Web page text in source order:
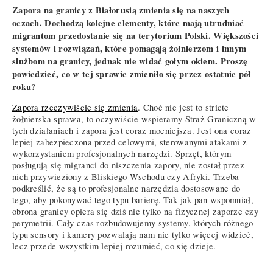
Zapora na granicy z Białorusią zmienia się na naszych
oczach. Dochodzą kolejne elementy, które mają utrudniać
migrantom przedostanie się na terytorium Polski. Większości
systemów i rozwiązań, które pomagają żołnierzom i innym
służbom na granicy, jednak nie widać gołym okiem. Proszę
powiedzieć, co w tej sprawie zmieniło się przez ostatnie pół
roku?
Zapora rzeczywiście się zmienia. Choć nie jest to stricte
żołnierska sprawa, to oczywiście wspieramy Straż Graniczną w
tych działaniach i zapora jest coraz mocniejsza. Jest ona coraz
lepiej zabezpieczona przed celowymi, sterowanymi atakami z
wykorzystaniem profesjonalnych narzędzi. Sprzęt, którym
posługują się migranci do niszczenia zapory, nie został przez
nich przywieziony z Bliskiego Wschodu czy Afryki. Trzeba
podkreślić, że są to profesjonalne narzędzia dostosowane do
tego, aby pokonywać tego typu barierę. Tak jak pan wspomniał,
obrona granicy opiera się dziś nie tylko na fizycznej zaporze czy
perymetrii. Cały czas rozbudowujemy systemy, których różnego
typu sensory i kamery pozwalają nam nie tylko więcej widzieć,
lecz przede wszystkim lepiej rozumieć, co się dzieje.